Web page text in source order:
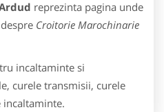
reprezinta pagina unde
Croitorie Marochinarie
incaltaminte si
curele transmisii, curele
incaltaminte.